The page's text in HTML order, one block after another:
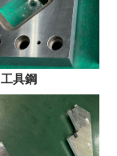
工具鋼